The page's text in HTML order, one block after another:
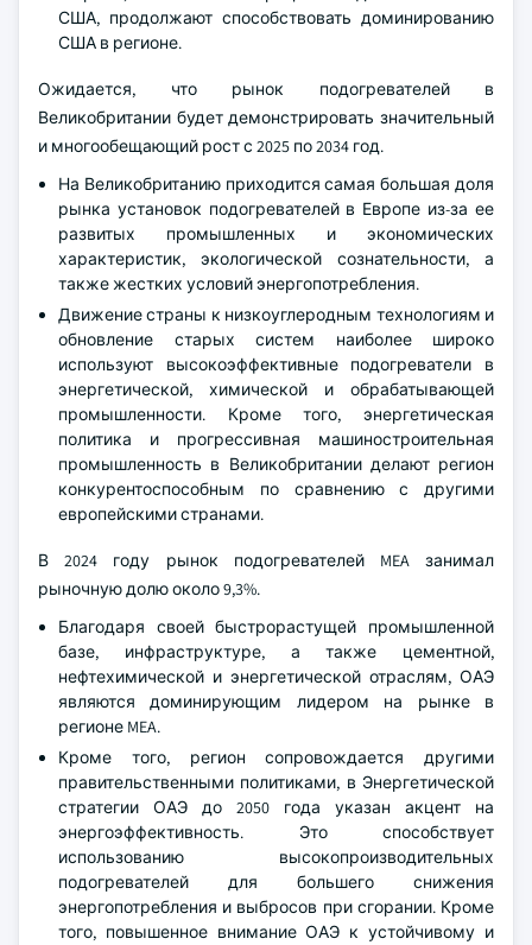
США, продолжают способствовать доминированию
США в регионе.
Ожидается, что рынок подогревателей в
Великобритании будет демонстрировать значительный
и многообещающий рост с 2025 по 2034 год.
На Великобританию приходится самая большая доля
рынка установок подогревателей в Европе из-за ее
развитых промышленных и экономических
характеристик, экологической сознательности, а
также жестких условий энергопотребления.
Движение страны к низкоуглеродным технологиям и
обновление старых систем наиболее широко
используют высокоэффективные подогреватели в
энергетической, химической и обрабатывающей
промышленности. Кроме того, энергетическая
политика и прогрессивная машиностроительная
промышленность в Великобритании делают регион
конкурентоспособным по сравнению с другими
европейскими странами.
В 2024 году рынок подогревателей MEA занимал
рыночную долю около 9,3%.
Благодаря своей быстрорастущей промышленной
базе, инфраструктуре, а также цементной,
нефтехимической и энергетической отраслям, ОАЭ
являются доминирующим лидером на рынке в
регионе MEA.
Кроме того, регион сопровождается другими
правительственными политиками, в Энергетической
стратегии ОАЭ до 2050 года указан акцент на
энергоэффективность. Это способствует
использованию высокопроизводительных
подогревателей для большего снижения
энергопотребления и выбросов при сгорании. Кроме
того, повышенное внимание ОАЭ к устойчивому и